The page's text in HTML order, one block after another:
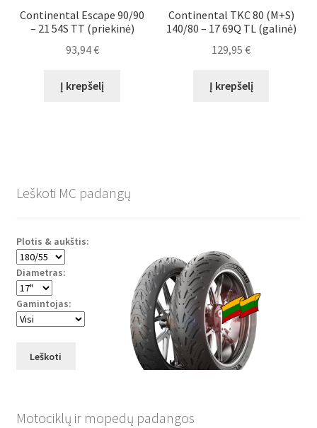
Continental Escape 90/90
– 21 54S TT (priekinė)
93,94€
Į krepšelį
Continental TKC 80 (M+S)
140/80 – 17 69Q TL (galinė)
129,95€
Į krepšelį
Leškoti MC padangų
Plotis & aukštis:
Diametras:
Gamintojas:
Leškoti
Motociklų ir mopedų padangos